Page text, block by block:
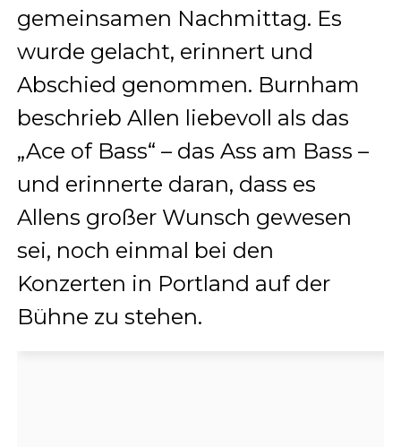
gemeinsamen Nachmittag. Es
wurde gelacht, erinnert und
Abschied genommen. Burnham
beschrieb Allen liebevoll als das
„Ace of Bass“ – das Ass am Bass –
und erinnerte daran, dass es
Allens großer Wunsch gewesen
sei, noch einmal bei den
Konzerten in Portland auf der
Bühne zu stehen.